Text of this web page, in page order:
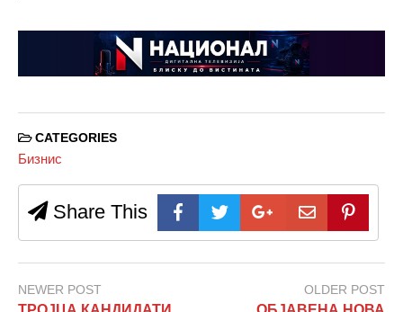
CATEGORIES
Бизнис
Share This
NEWER POST OLDER POST